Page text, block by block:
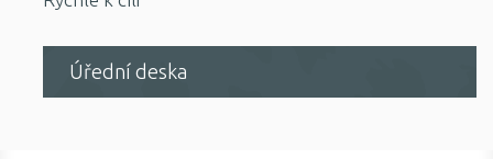
Úřední deska